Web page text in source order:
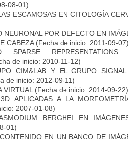
08-01)
ESCAMOSAS EN CITOLOGÍA
NEURONAL POR DEFECTO EN
CABEZA(Fecha de inicio: 2011-09-07)
REPRESENTATIONS
de inicio: 2010-11-12)
CIM&LAB Y EL GRUPO
de inicio: 2012-09-11)
VIRTUAL (Fecha de inicio: 2014-09-22)
APLICADAS A LA
2007-01-08)
BERGHEI EN
01)
EN UN BANCO DE